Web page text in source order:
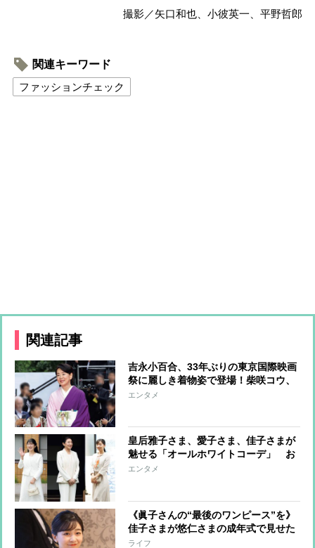
撮影／矢口和也、小彼英一、平野哲郎
関連キーワード
ファッションチェック
関連記事
吉永小百合、33年ぶりの東京国際映画
祭に麗しき着物姿で登場！柴咲コウ、
満島ひかり、川口春奈らはハートポー
エンタメ
皇后雅子さま、愛子さま、佳子さまが
魅せる「オールホワイトコーデ」 お
しゃれに着こなすコツに注目
エンタメ
《眞子さんの“最後のワンピース”を》
佳子さまが悠仁さまの成年式で見せた
「お姉さまとともに」の思い
ライフ